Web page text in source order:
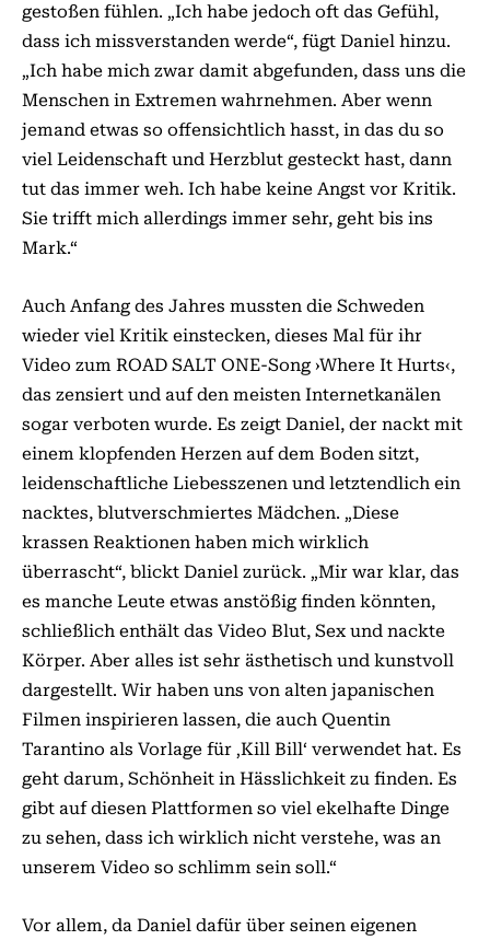
gestoßen fühlen. „Ich habe jedoch oft das Gefühl,
dass ich missverstanden werde“, fügt Daniel hinzu.
„Ich habe mich zwar damit abgefunden, dass uns die
Menschen in Extremen wahrnehmen. Aber wenn
jemand etwas so offensichtlich hasst, in das du so
viel Leidenschaft und Herzblut gesteckt hast, dann
tut das immer weh. Ich habe keine Angst vor Kritik.
Sie trifft mich allerdings immer sehr, geht bis ins
Mark.“
Auch Anfang des Jahres mussten die Schweden
wieder viel Kritik einstecken, dieses Mal für ihr
Video zum ROAD SALT ONE-Song ›Where It Hurts‹,
das zensiert und auf den meisten Internetkanälen
sogar verboten wurde. Es zeigt Daniel, der nackt mit
einem klopfenden Herzen auf dem Boden sitzt,
leidenschaftliche Liebesszenen und letztendlich ein
nacktes, blutverschmiertes Mädchen. „Diese
krassen Reaktionen haben mich wirklich
überrascht“, blickt Daniel zurück. „Mir war klar, das
es manche Leute etwas anstößig finden könnten,
schließlich enthält das Video Blut, Sex und nackte
Körper. Aber alles ist sehr ästhetisch und kunstvoll
dargestellt. Wir haben uns von alten japanischen
Filmen inspirieren lassen, die auch Quentin
Tarantino als Vor­­­lage für ‚Kill Bill‘ verwendet hat. Es
geht darum, Schönheit in Hässlichkeit zu finden. Es
gibt auf diesen Plattformen so viel ekelhafte Dinge
zu sehen, dass ich wirklich nicht verstehe, was an
unserem Video so schlimm sein soll.“
Vor allem, da Daniel dafür über seinen eigenen